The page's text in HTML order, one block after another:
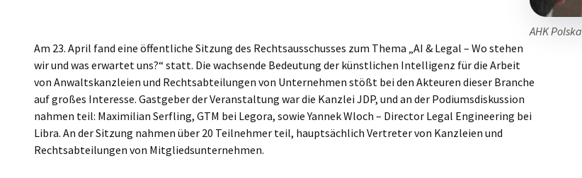
AHK Polska
Am 23. April fand eine öffentliche Sitzung des Rechtsausschusses zum Thema „AI & Legal – Wo stehen
wir und was erwartet uns?“ statt. Die wachsende Bedeutung der künstlichen Intelligenz für die Arbeit
von Anwaltskanzleien und Rechtsabteilungen von Unternehmen stößt bei den Akteuren dieser Branche
auf großes Interesse. Gastgeber der Veranstaltung war die Kanzlei JDP, und an der Podiumsdiskussion
nahmen teil: Maximilian Serfling, GTM bei Legora, sowie Yannek Wloch – Director Legal Engineering bei
Libra. An der Sitzung nahmen über 20 Teilnehmer teil, hauptsächlich Vertreter von Kanzleien und
Rechtsabteilungen von Mitgliedsunternehmen.